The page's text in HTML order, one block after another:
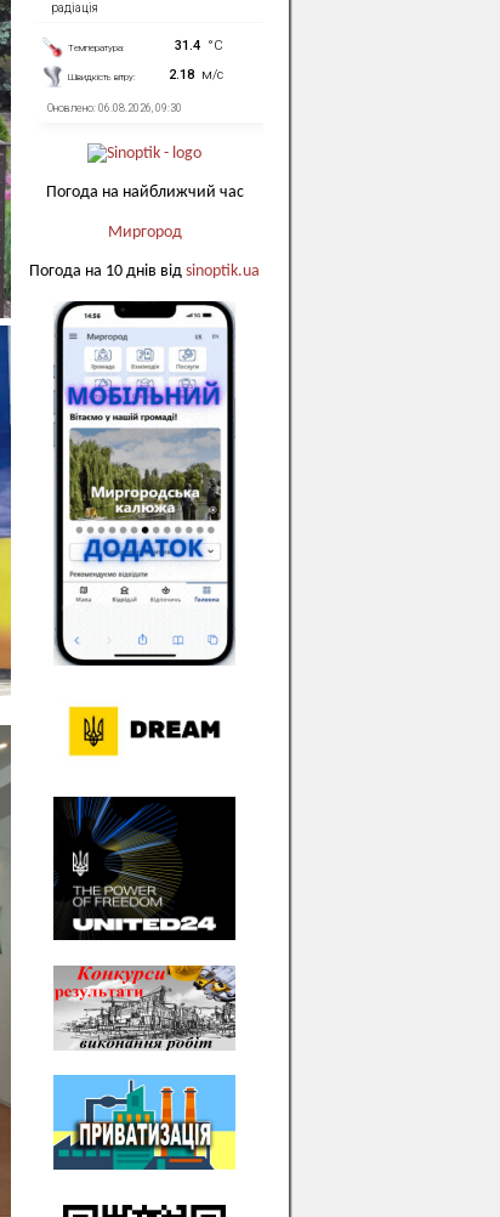
Погода на найближчий час
Миргород
Погода на 10 днів від sinoptik.ua